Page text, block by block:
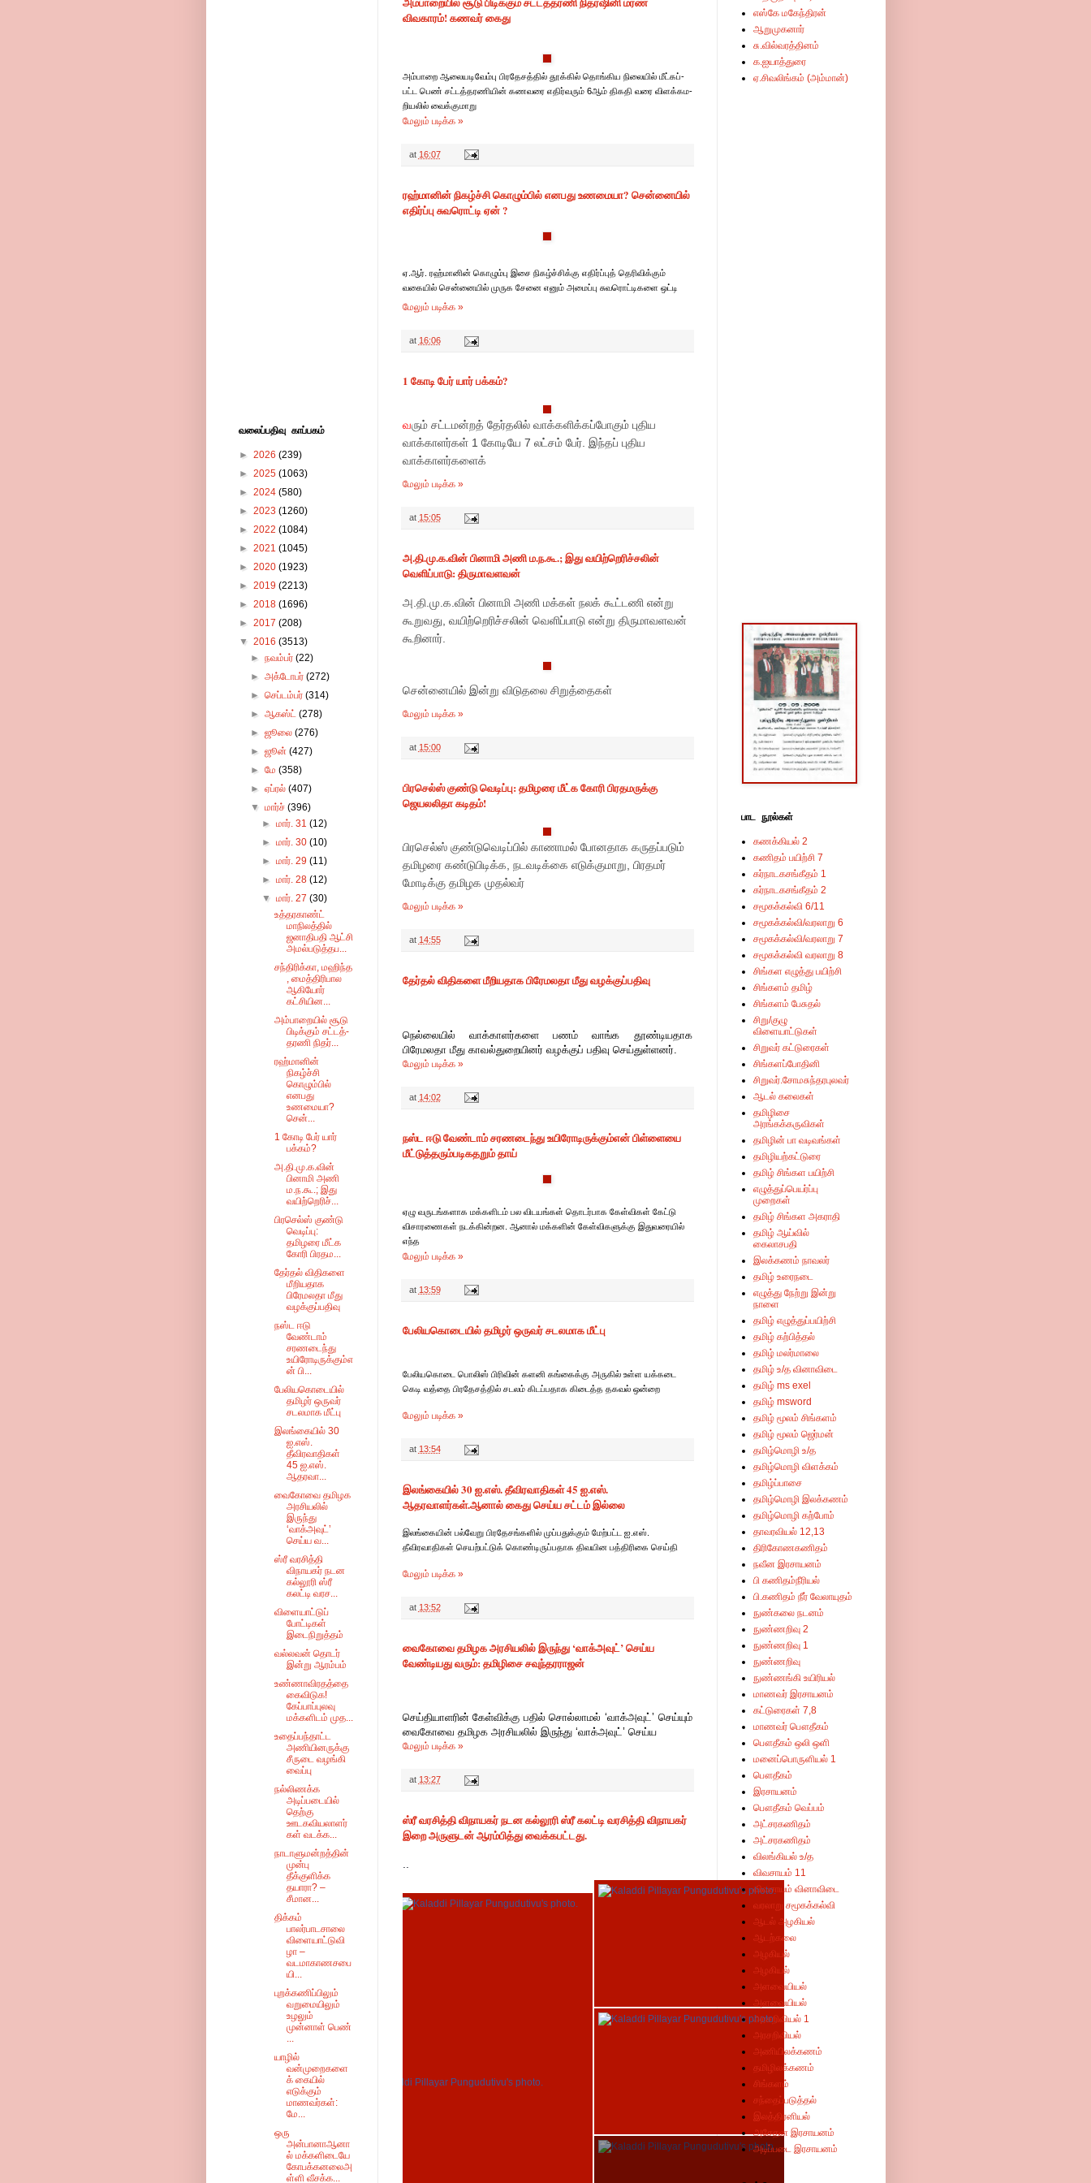
விவகாரம்! கணவர் கைது
அம்­பாறை ஆலை­ய­டி­வேம்பு பிர­தே­சத்தில் தூக்கில் தொங்­கிய நிலையில் மீட்­கப்­
பட்ட பெண்­ சட்­டத்­த­ர­ணியின் கண­வரை எதிர்­வரும் 6ஆம் திகதி வரை விளக்­க­ம­
றி­யலில் வைக்­கு­மாறு
மேலும் படிக்க »
at 16:07
ரஹ்மானின் நிகழ்ச்சி கொழும்பில் எனபது உணமையா? சென்னையில்
எதிர்ப்பு சுவரொட்டி ஏன் ?
ஏ.ஆர். ரஹ்மானின் கொழும்பு இசை நிகழ்ச்சிக்கு எதிர்ப்புத் தெரிவிக்கும்
வகையில் சென்னையில் முருக சேனை எனும் அமைப்பு சுவரொட்டிகளை ஒட்டி
மேலும் படிக்க »
at 16:06
1 கோடி பேர் யார் பக்கம்?
வரும் சட்டமன்றத் தேர்தலில் வாக்களிக்கப்போகும் புதிய
வாக்காளர்கள் 1 கோடியே 7 லட்சம் பேர். இந்தப் புதிய
வாக்காளர்களைக்
மேலும் படிக்க »
at 15:05
அ.தி.மு.க.வின் பினாமி அணி ம.ந.கூ.; இது வயிற்றெரிச்சலின்
வெளிப்பாடு: திருமாவளவன்
அ.தி.மு.க.வின் பினாமி அணி மக்கள் நலக் கூட்டணி என்று
கூறுவது, வயிற்றெரிச்சலின் வெளிப்பாடு என்று திருமாவளவன்
கூறினார்.
சென்னையில் இன்று விடுதலை சிறுத்தைகள்
மேலும் படிக்க »
at 15:00
பிரசெல்ஸ் குண்டு வெடிப்பு: தமிழரை மீட்க கோரி பிரதமருக்கு
ஜெயலலிதா கடிதம்!
பிரசெல்ஸ் குண்டுவெடிப்பில் காணாமல் போனதாக கருதப்படும்
தமிழரை கண்டுபிடிக்க, நடவடிக்கை எடுக்குமாறு, பிரதமர்
மோடிக்கு தமிழக முதல்வர்
மேலும் படிக்க »
at 14:55
தேர்தல் விதிகளை மீறியதாக பிரேமலதா மீது வழக்குப்பதிவு
நெல்லையில் வாக்காளர்களை பணம் வாங்க தூண்டியதாக
பிரேமலதா மீது காவல்துறையினர் வழக்குப் பதிவு செய்துள்ளனர்.
மேலும் படிக்க »
at 14:02
நஸ்ட ஈடு வேண்டாம் சரணடைந்து உயிரோடிருக்கும்என் பிள்ளையை
மீட்டுத்தரும்படிகதறும் தாய்
ஏழு வருடங்களாக மக்களிடம் பல விடயங்கள் தொடர்பாக கேள்விகள் கேட்டு
விசாரணைகள் நடக்கின்றன. ஆனால் மக்களின் கேள்விகளுக்கு இதுவரையில்
எந்த
மேலும் படிக்க »
at 13:59
பேலியகொடையில் தமிழர் ஒருவர் சடலமாக மீட்பு
பேலியகொடை பொலிஸ் பிரிவின் களனி கங்கைக்கு அருகில் உள்ள யக்கடை
கெடி வத்தை பிரதேசத்தில் சடலம் கிடப்பதாக கிடைத்த தகவல் ஒன்றை
மேலும் படிக்க »
at 13:54
இலங்கையில் 30 ஐ.எஸ். தீவிரவாதிகள் 45 ஐ.எஸ்.
ஆதரவாளர்கள்.ஆனால் கைது செய்ய சட்டம் இல்லை
இலங்கையின் பல்வேறு பிரதேசங்களில் முப்பதுக்கும் மேற்பட்ட ஐ.எஸ்.
தீவிரவாதிகள் செயற்பட்டுக் கொண்டிருப்பதாக திவயின பத்திரிகை செய்தி
மேலும் படிக்க »
at 13:52
வைகோவை தமிழக அரசியலில் இருந்து ‘வாக்அவுட்’ செய்ய
வேண்டியது வரும்: தமிழிசை சவுந்தரராஜன்
செய்தியாளரின் கேள்விக்கு பதில் சொல்லாமல் ‘வாக்அவுட்’ செய்யும்
வைகோவை தமிழக அரசியலில் இருந்து ‘வாக்அவுட்’ செய்ய
மேலும் படிக்க »
at 13:27
ஸ்ரீ வரசித்தி விநாயகர் நடன கல்லூரி ஸ்ரீ கலட்டி வரசித்தி விநாயகர்
இறை அருளுடன் ஆரம்பித்து வைக்கபட்டது.
வலைப்பதிவு காப்பகம்
► 2026 (239)
► 2025 (1063)
► 2024 (580)
► 2023 (1260)
► 2022 (1084)
► 2021 (1045)
► 2020 (1923)
► 2019 (2213)
► 2018 (1696)
► 2017 (208)
▼ 2016 (3513)
► நவம்பர் (22)
► அக்டோபர் (272)
► செப்டம்பர் (314)
► ஆகஸ்ட் (278)
► ஜூலை (276)
► ஜூன் (427)
► மே (358)
► ஏப்ரல் (407)
▼ மார்ச் (396)
►மார். 31(12)
►மார். 30(10)
►மார். 29(11)
►மார். 28(12)
▼மார். 27(30)
உத்தரகாண்ட்
மாநிலத்தில்
ஜனாதிபதி ஆட்சி
அமல்படுத்தப...
சந்திரிக்கா, மஹிந்த
, மைத்திரிபால
ஆகியோர்
கட்சியின...
அம்­பாறையில் சூடு
பிடிக்கும் சட்­டத்­
த­ர­ணி நிதர்­...
ரஹ்மானின்
நிகழ்ச்சி
கொழும்பில்
எனபது
உணமையா?
சென்...
1 கோடி பேர் யார்
பக்கம்?
அ.தி.மு.க.வின்
பினாமி அணி
ம.ந.கூ.; இது
வயிற்றெரிச்...
பிரசெல்ஸ் குண்டு
வெடிப்பு:
தமிழரை மீட்க
கோரி பிரதம...
தேர்தல் விதிகளை
மீறியதாக
பிரேமலதா மீது
வழக்குப்பதிவு
நஸ்ட ஈடு
வேண்டாம்
சரணடைந்து
உயிரோடிருக்கும்எ
ன் பி...
பேலியகொடையில்
தமிழர் ஒருவர்
சடலமாக மீட்பு
இலங்கையில் 30
ஐ.எஸ்.
தீவிரவாதிகள்
45 ஐ.எஸ்.
ஆதரவா...
வைகோவை தமிழக
அரசியலில்
இருந்து
‘வாக்அவுட்’
செய்ய வ...
ஸ்ரீ வரசித்தி
விநாயகர் நடன
கல்லூரி ஸ்ரீ
கலட்டி வரச...
விளையாட்டுப்
போட்டிகள்
இடைநிறுத்தம்
வல்லவன் தொடர்
இன்று ஆரம்பம்
உண்ணாவிரதத்தை
கைவிடுக!
கேப்பாப்புலவு
மக்களிடம் முத...
உதைப்பந்தாட்ட
அணியினருக்கு
சீருடை வழங்கி
வைப்பு
நல்லிணக்க
அடிப்படையில்
தெற்கு
ஊடகவியலாளர்
கள் வடக்க...
நாடாளுமன்றத்தின்
முன்பு
தீக்குளிக்க
தயாரா? –
சீமான...
திக்கம்
பாலர்பாடசாலை
விளையாட்டுவி
ழா –
வடமாகாணசபை
யி...
புறக்கணிப்பிலும்
வறுமையிலும்
உழலும்
முன்னாள் பெண்
...
யாழில்
வன்முறைகளை
க் கையில்
எடுக்கும்
மாணவர்கள்:
மே...
ஒரு
அன்பானாஆனா
ல் மக்களிடையே
கோபக்கனலைஅ
ள்ளி வீசக்க...
எஸ்கே மகேந்திரன்
ஆறுமுகனார்
சு.வில்வரத்தினம்
க.ஐயாத்துரை
ஏ.சிவலிங்கம் (அம்மான்)
பாட நூல்கள்
கணக்கியல் 2
கணிதம் பயிற்சி 7
கர்நாடகசங்கீதம் 1
கர்நாடகசங்கீதம் 2
சமூகக்கல்வி 6/11
சமூகக்கல்வி/வரலாறு 6
சமூகக்கல்வி/வரலாறு 7
சமூகக்கல்வி வரலாறு 8
சிங்கள எழுத்து பயிற்சி
சிங்களம் தமிழ்
சிங்களம் பேசுதல்
சிறு/குழு
விளையாட்டுகள்
சிறுவர் கட்டுரைகள்
சிங்களப்போதினி
சிறுவர்.சோமசுந்தரபுலவர்
ஆடல் கலைகள்
தமிழிசை
அரங்கக்கருவிகள்
தமிழின் பா வடிவங்கள்
தமிழியற்கட்டுரை
தமிழ் சிங்கள பயிற்சி
எழுத்துப்பெயர்ப்பு
முறைகள்
தமிழ் சிங்கள அகராதி
தமிழ் ஆய்வில்
கைலாசபதி
இலக்கணம் நாவலர்
தமிழ் உரைநடை
எழுத்து நேற்று இன்று
நாளை
தமிழ் எழுத்துப்பயிற்சி
தமிழ் கற்பித்தல்
தமிழ் மலர்மாலை
தமிழ் உ/த வினாவிடை
தமிழ் ms exel
தமிழ் msword
தமிழ் மூலம் சிங்களம்
தமிழ் மூலம் ஜெர்மன்
தமிழ்மொழி உ/த
தமிழ்மொழி விளக்கம்
தமிழ்ப்பாசை
தமிழ்மொழி இலக்கணம்
தமிழ்மொழி கற்போம்
தாவரவியல் 12,13
திரிகோணகணிதம்
நவீன இரசாயனம்
பி கணிதம்நீரியல்
பி.கணிதம் நீர் வேலாயுதம்
நுண்கலை நடனம்
நுண்ணறிவு 2
நுண்ணறிவு 1
நுண்ணறிவு
நுண்ணங்கி உயிரியல்
மாணவர் இரசாயனம்
கட்டுரைகள் 7,8
மாணவர் பௌதீகம்
பௌதீகம் ஒலி ஒளி
மனைப்பொருளியல் 1
பௌதீகம்
இரசாயனம்
பௌதீகம் வெப்பம்
அட்சரகணிதம்
அட்சரகணிதம்
விலங்கியல் உ/த
விவசாயம் 11
விவசாயம் வினாவிடை
வரலாறு சமூகக்கல்வி
ஆடல் அழகியல்
ஆடற்கலை
அழகியல்
அழகியல்
அளவையியல்
அளவையியல்
அரசறிவியல் 1
அரசறிவியல்
அணியிலக்கணம்
தமிழிலக்கணம்
சிங்களம்
சந்தைப்படுத்தல்
இலத்திரனியல்
அசேதன இரசாயனம்
அடிப்படை இரசாயனம்